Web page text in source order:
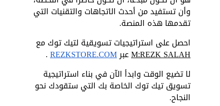
وأن تستفيد من أحدث الاتجاهات والتقنيات التي
تقدمها هذه المنصة.
احصل على استراتيجيات تسويقية لتيك توك مع
M:REZK SALAH عبرREZKSTORE.COM
.
لا تضيع الوقت وابدأ الآن في بناء استراتيجية
تسويق تيك توك الخاصة بك التي ستقودك نحو
النجاح.